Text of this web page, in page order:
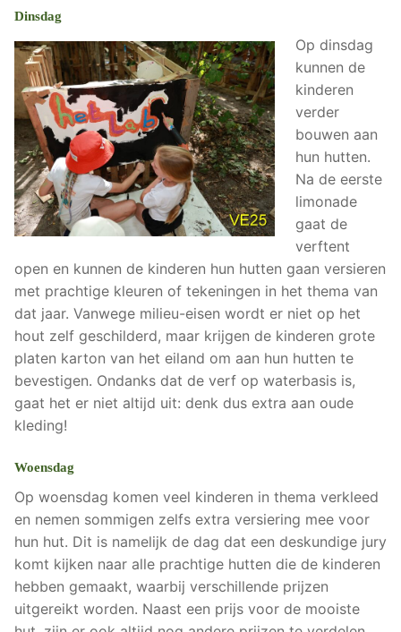
Dinsdag
Op dinsdag
kunnen de
kinderen
verder
bouwen aan
hun hutten.
Na de eerste
limonade
gaat de
verftent
open en kunnen de kinderen hun hutten gaan versieren
met prachtige kleuren of tekeningen in het thema van
dat jaar. Vanwege milieu-eisen wordt er niet op het
hout zelf geschilderd, maar krijgen de kinderen grote
platen karton van het eiland om aan hun hutten te
bevestigen. Ondanks dat de verf op waterbasis is,
gaat het er niet altijd uit: denk dus extra aan oude
kleding!
Woensdag
Op woensdag komen veel kinderen in thema verkleed
en nemen sommigen zelfs extra versiering mee voor
hun hut. Dit is namelijk de dag dat een deskundige jury
komt kijken naar alle prachtige hutten die de kinderen
hebben gemaakt, waarbij verschillende prijzen
uitgereikt worden. Naast een prijs voor de mooiste